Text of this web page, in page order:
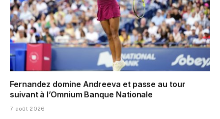
Fernandez domine Andreeva et passe au tour
suivant à l’Omnium Banque Nationale
7 août 2026